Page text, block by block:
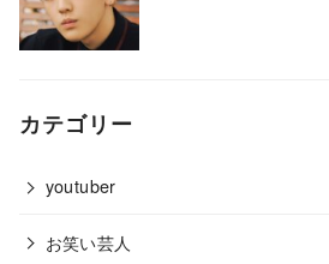
カテゴリー
youtuber
お笑い芸人